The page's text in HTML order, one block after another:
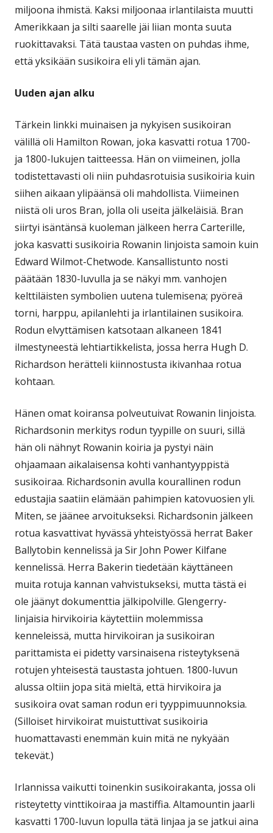
miljoona ihmistä. Kaksi miljoonaa irlantilaista muutti
Amerikkaan ja silti saarelle jäi liian monta suuta
ruokittavaksi. Tätä taustaa vasten on puhdas ihme,
että yksikään susikoira eli yli tämän ajan.
Uuden ajan alku
Tärkein linkki muinaisen ja nykyisen susikoiran
välillä oli Hamilton Rowan, joka kasvatti rotua 1700-
ja 1800-lukujen taitteessa. Hän on viimeinen, jolla
todistettavasti oli niin puhdasrotuisia susikoiria kuin
siihen aikaan ylipäänsä oli mahdollista. Viimeinen
niistä oli uros Bran, jolla oli useita jälkeläisiä. Bran
siirtyi isäntänsä kuoleman jälkeen herra Carterille,
joka kasvatti susikoiria Rowanin linjoista samoin kuin
Edward Wilmot-Chetwode. Kansallistunto nosti
päätään 1830-luvulla ja se näkyi mm. vanhojen
kelttiläisten symbolien uutena tulemisena; pyöreä
torni, harppu, apilanlehti ja irlantilainen susikoira.
Rodun elvyttämisen katsotaan alkaneen 1841
ilmestyneestä lehtiartikkelista, jossa herra Hugh D.
Richardson herätteli kiinnostusta ikivanhaa rotua
kohtaan.
Hänen omat koiransa polveutuivat Rowanin linjoista.
Richardsonin merkitys rodun tyypille on suuri, sillä
hän oli nähnyt Rowanin koiria ja pystyi näin
ohjaamaan aikalaisensa kohti vanhantyyppistä
susikoiraa. Richardsonin avulla kourallinen rodun
edustajia saatiin elämään pahimpien katovuosien yli.
Miten, se jäänee arvoitukseksi. Richardsonin jälkeen
rotua kasvattivat hyvässä yhteistyössä herrat Baker
Ballytobin kennelissä ja Sir John Power Kilfane
kennelissä. Herra Bakerin tiedetään käyttäneen
muita rotuja kannan vahvistukseksi, mutta tästä ei
ole jäänyt dokumenttia jälkipolville. Glengerry-
linjaisia hirvikoiria käytettiin molemmissa
kenneleissä, mutta hirvikoiran ja susikoiran
parittamista ei pidetty varsinaisena risteytyksenä
rotujen yhteisestä taustasta johtuen. 1800-luvun
alussa oltiin jopa sitä mieltä, että hirvikoira ja
susikoira ovat saman rodun eri tyyppimuunnoksia.
(Silloiset hirvikoirat muistuttivat susikoiria
huomattavasti enemmän kuin mitä ne nykyään
tekevät.)
Irlannissa vaikutti toinenkin susikoirakanta, jossa oli
risteytetty vinttikoiraa ja mastiffia. Altamountin jaarli
kasvatti 1700-luvun lopulla tätä linjaa ja se jatkui aina